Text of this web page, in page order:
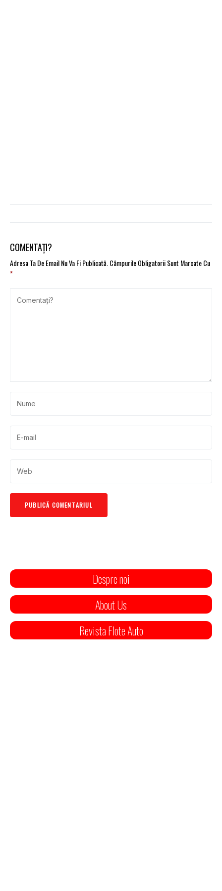
COMENTAȚI?
Adresa Ta De Email Nu Va Fi Publicată.Câmpurile Obligatorii Sunt Marcate Cu
*
Despre noi
About Us
Revista Flote Auto